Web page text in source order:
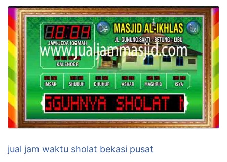
jual jam waktu sholat bekasi pusat